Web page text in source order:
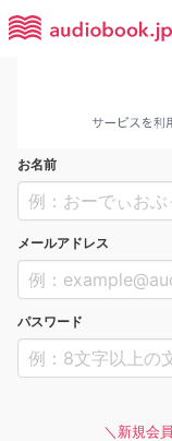
お名前
メールアドレス
パスワード
＼新規会